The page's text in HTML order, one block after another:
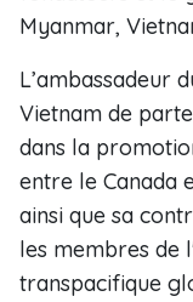
Myanmar,
L’ambassadeur
Vietnam de
dans la
entre le Canada
ainsi que sa
les membres de
transpacifique